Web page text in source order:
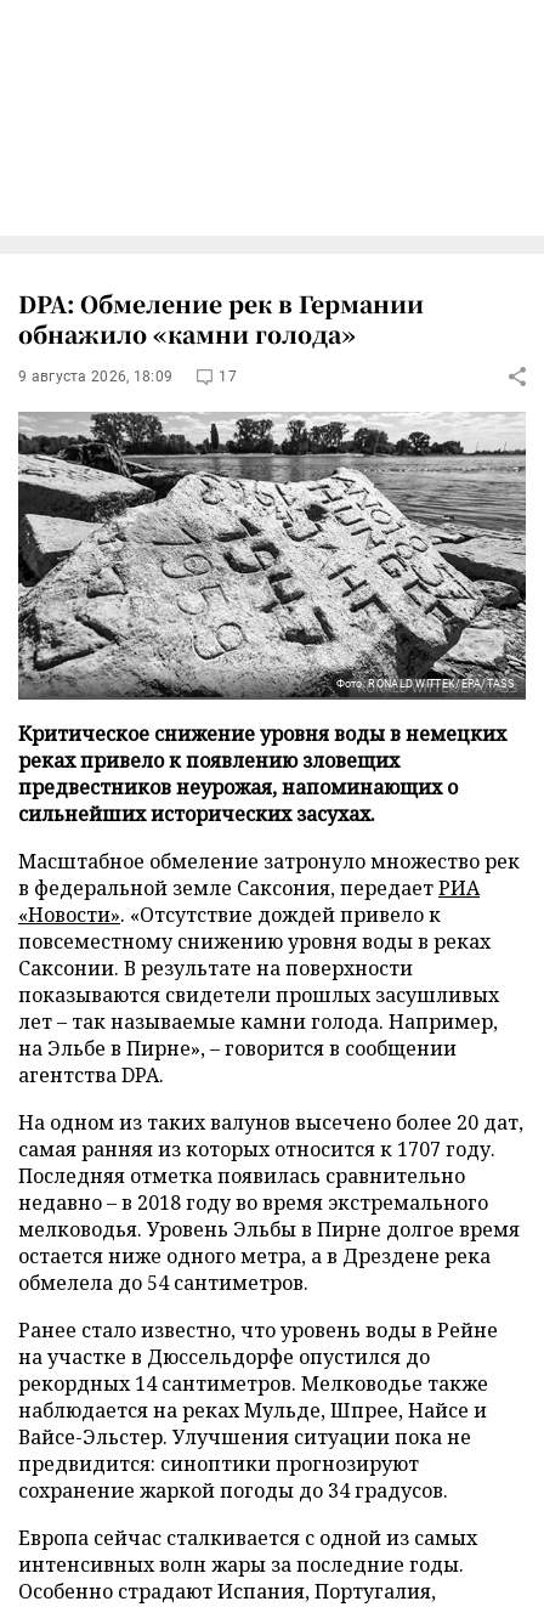
DPA: Обмеление рек в Германии
обнажило «камни голода»
9 августа 2026, 18:09 17
Фото: RONALD WITTEK/EPA/TASS
Критическое снижение уровня воды в немецких
реках привело к появлению зловещих
предвестников неурожая, напоминающих о
сильнейших исторических засухах.
Масштабное обмеление затронуло множество рек
в федеральной земле Саксония, передаетРИА
«Новости». «Отсутствие дождей привело к
повсеместному снижению уровня воды в реках
Саксонии. В результате на поверхности
показываются свидетели прошлых засушливых
лет – так называемые камни голода. Например,
на Эльбе в Пирне», – говорится в сообщении
агентства DPA.
На одном из таких валунов высечено более 20 дат,
самая ранняя из которых относится к 1707 году.
Последняя отметка появилась сравнительно
недавно – в 2018 году во время экстремального
мелководья. Уровень Эльбы в Пирне долгое время
остается ниже одного метра, а в Дрездене река
обмелела до 54 сантиметров.
Ранее стало известно, что уровень воды в Рейне
на участке в Дюссельдорфе опустился до
рекордных 14 сантиметров. Мелководье также
наблюдается на реках Мульде, Шпрее, Найсе и
Вайсе-Эльстер. Улучшения ситуации пока не
предвидится: синоптики прогнозируют
сохранение жаркой погоды до 34 градусов.
Европа сейчас сталкивается с одной из самых
интенсивных волн жары за последние годы.
Особенно страдают Испания, Португалия,